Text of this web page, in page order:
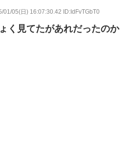
01/05(日) 16:07:30.42 ID:IdFvTGbT0
く見てたがあれだったの